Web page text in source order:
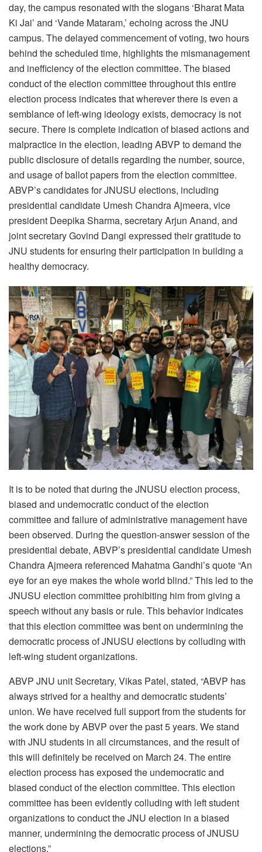
day, the campus resonated with the slogans ‘Bharat Mata
Ki Jai’ and ‘Vande Mataram,’ echoing across the JNU
campus. The delayed commencement of voting, two hours
behind the scheduled time, highlights the mismanagement
and inefficiency of the election committee. The biased
conduct of the election committee throughout this entire
election process indicates that wherever there is even a
semblance of left-wing ideology exists, democracy is not
secure. There is complete indication of biased actions and
malpractice in the election, leading ABVP to demand the
public disclosure of details regarding the number, source,
and usage of ballot papers from the election committee.
ABVP’s candidates for JNUSU elections, including
presidential candidate Umesh Chandra Ajmeera, vice
president Deepika Sharma, secretary Arjun Anand, and
joint secretary Govind Dangi expressed their gratitude to
JNU students for ensuring their participation in building a
healthy democracy.
It is to be noted that during the JNUSU election process,
biased and undemocratic conduct of the election
committee and failure of administrative management have
been observed. During the question-answer session of the
presidential debate, ABVP’s presidential candidate Umesh
Chandra Ajmeera referenced Mahatma Gandhi’s quote “An
eye for an eye makes the whole world blind.” This led to the
JNUSU election committee prohibiting him from giving a
speech without any basis or rule. This behavior indicates
that this election committee was bent on undermining the
democratic process of JNUSU elections by colluding with
left-wing student organizations.
ABVP JNU unit Secretary, Vikas Patel, stated, “ABVP has
always strived for a healthy and democratic students’
union. We have received full support from the students for
the work done by ABVP over the past 5 years. We stand
with JNU students in all circumstances, and the result of
this will definitely be received on March 24. The entire
election process has exposed the undemocratic and
biased conduct of the election committee. This election
committee has been evidently colluding with left student
organizations to conduct the JNU election in a biased
manner, undermining the democratic process of JNUSU
elections.”